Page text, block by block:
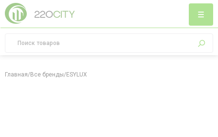
Главная/Все бренды/ESYLUX